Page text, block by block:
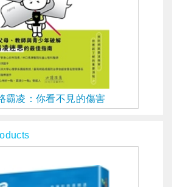
霸凌：你看不見的傷害